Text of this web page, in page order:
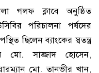
গলফ ক্লাবে অনুষ্ঠিত
পরিচালনা পর্ষদের
ছিলেন ব্যাংকের স্বতন্ত্র
মো. সাজ্জাদ হোসেন,
মো. তানভীর খান,